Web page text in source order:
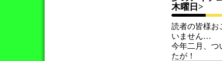
木曜日>
読者の皆様
いません…
今年二月、つ
たが！